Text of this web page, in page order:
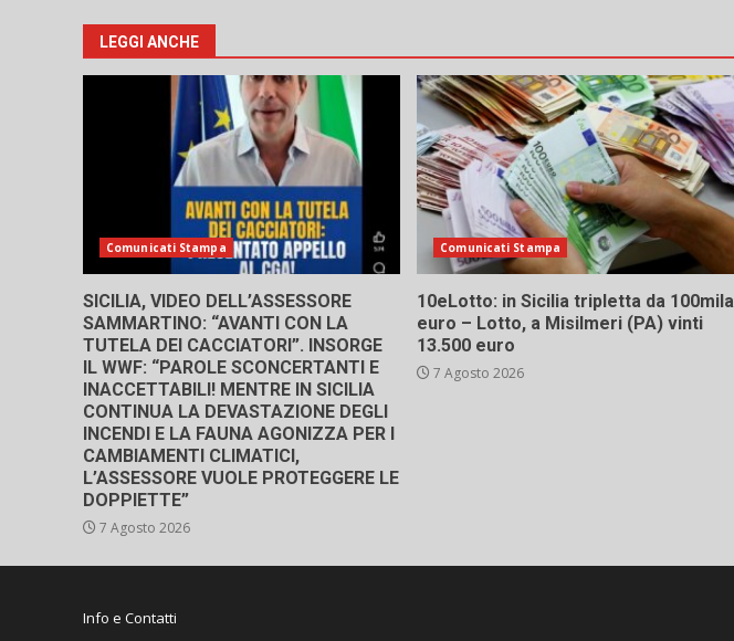
LEGGI ANCHE
Comunicati Stampa
SICILIA, VIDEO DELL’ASSESSORE
SAMMARTINO: “AVANTI CON LA
TUTELA DEI CACCIATORI”. INSORGE
IL WWF: “PAROLE SCONCERTANTI E
INACCETTABILI! MENTRE IN SICILIA
CONTINUA LA DEVASTAZIONE DEGLI
INCENDI E LA FAUNA AGONIZZA PER I
CAMBIAMENTI CLIMATICI,
L’ASSESSORE VUOLE PROTEGGERE LE
DOPPIETTE”
7 Agosto 2026
Comunicati Stampa
10eLotto: in Sicilia tripletta da 100mila
euro – Lotto, a Misilmeri (PA) vinti
13.500 euro
7 Agosto 2026
Info e Contatti